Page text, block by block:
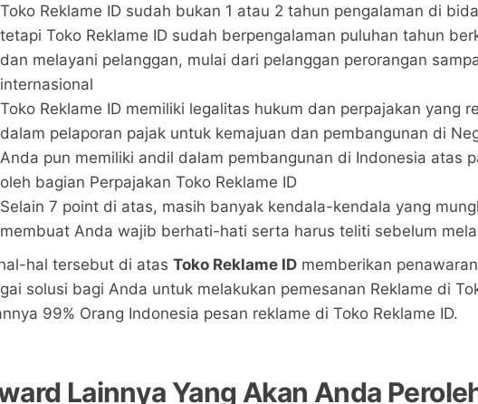
Toko Reklame ID sudah bukan 1 atau 2 tahun pengalaman di
tetapi Toko Reklame ID sudah berpengalaman puluhan tahun
dan melayani pelanggan, mulai dari pelanggan perorangan
internasional
Toko Reklame ID memiliki legalitas hukum dan perpajakan yang
dalam pelaporan pajak untuk kemajuan dan pembangunan di
Anda pun memiliki andil dalam pembangunan di Indonesia atas
oleh bagian Perpajakan Toko Reklame ID
Selain 7 point di atas, masih banyak kendala-kendala yang
membuat Anda wajib berhati-hati serta harus teliti sebelum
hal tersebut di atas Toko Reklame ID memberikan
solusi bagi Anda untuk melakukan pemesanan Reklame di
99% Orang Indonesia pesan reklame di Toko Reklame ID.
Lainnya Yang Akan Anda